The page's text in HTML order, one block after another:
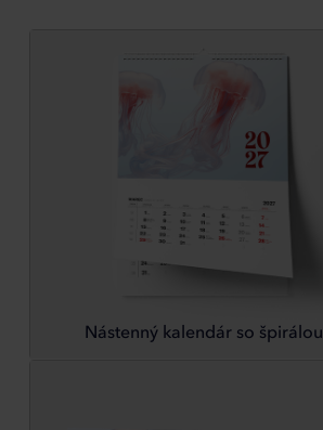
Nástenný kalendár so špirálou